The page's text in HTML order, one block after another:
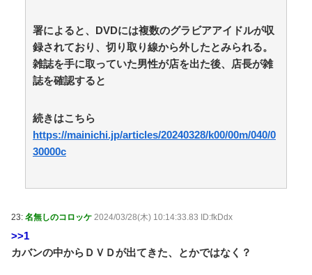
居酒屋より安く飲めてイケメンにチヤホヤされる」 /
5chまとめMAP(総合) NEW! (8/9 05:57)
韓国人「昨日Jリーグで韓国人選手絶対やってはいけ
ないプレーで退場となる」 / 5chまとめMAP(総合)
に放置してしまう / 5chまとめMAP(総合)
ソニーの新作MARVEL Tōkonが発売されたけどどうな
ん？ / 5chまとめMAP(総合)
(8/9 05:31)
維新と万博で潤ってるはずじゃ… / おまとめアンテナ
NEW!
友人「子供の頃、誕生日とクリスマスとお年玉を一緒
にされて本当に嫌だった！」と毎年愚痴ってたのに……
署によると、DVDには複数のグラビアアイドルが収
録されており、切り取り線から外したとみられる。
雑誌を手に取っていた男性が店を出た後、店長が雑
誌を確認すると
続きはこちら
https://mainichi.jp/articles/20240328/k00/00m/040/0
30000c
23: 名無しのコロッケ 2024/03/28(木) 10:14:33.83 ID:fkDdx
>>1
カバンの中からＤＶＤが出てきた、とかではなく？